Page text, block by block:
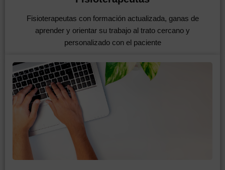
Fisioterapeutas con formación actualizada, ganas de
aprender y orientar su trabajo al trato cercano y
personalizado con el paciente